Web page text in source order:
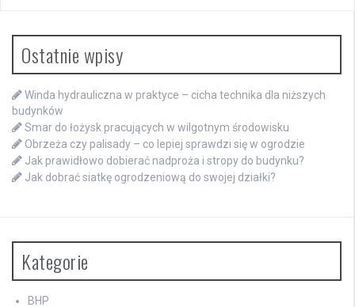
Ostatnie wpisy
Winda hydrauliczna w praktyce – cicha technika dla niższych
budynków
Smar do łożysk pracujących w wilgotnym środowisku
Obrzeża czy palisady – co lepiej sprawdzi się w ogrodzie
Jak prawidłowo dobierać nadproża i stropy do budynku?
Jak dobrać siatkę ogrodzeniową do swojej działki?
Kategorie
BHP